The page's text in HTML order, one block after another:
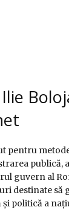
pentru
publică,
guvern al
destinate să
politică a